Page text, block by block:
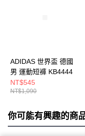
ADIDAS 世界盃 德國
男 運動短褲 KB4444
NT$545
NT$1,090
你可能有興趣的商